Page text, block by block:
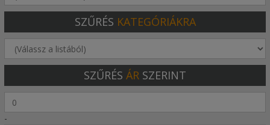
SZŰRÉS KATEGÓRIÁKRA
SZŰRÉS ÁR SZERINT
-